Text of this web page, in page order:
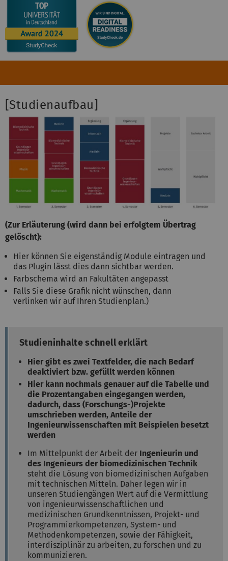
[Studienaufbau]
(Zur Erläuterung (wird dann bei erfolgtem Übertrag
gelöscht):
Hier können Sie eigenständig Module eintragen und
das Plugin lässt dies dann sichtbar werden.
Farbschema wird an Fakultäten angepasst
Falls Sie diese Grafik nicht wünschen, dann
verlinken wir auf Ihren Studienplan.)
Studieninhalte schnell erklärt
Hier gibt es zwei Textfelder, die nach Bedarf
deaktiviert bzw. gefüllt werden können
Hier kann nochmals genauer auf die Tabelle und
die Prozentangaben eingegangen werden,
dadurch, dass (Forschungs-)Projekte
umschrieben werden, Anteile der
Ingenieurwissenschaften mit Beispielen besetzt
werden
Im Mittelpunkt der Arbeit der Ingenieurin und
des Ingenieurs der biomedizinischen Technik
steht die Lösung von biomedizinischen Aufgaben
mit technischen Mitteln. Daher legen wir in
unseren Studiengängen Wert auf die Vermittlung
von ingenieurwissenschaftlichen und
medizinischen Grundkenntnissen, Projekt- und
Programmierkompetenzen, System- und
Methodenkompetenzen, sowie der Fähigkeit,
interdisziplinär zu arbeiten, zu forschen und zu
kommunizieren.